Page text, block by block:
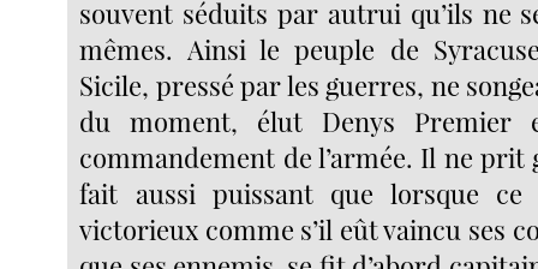
souvent séduits par autrui qu’ils ne
mêmes. Ainsi le peuple de
Sicile, pressé par les guerres, ne
du moment, élut Denys Premier
commandement de l’armée. Il ne prit
fait aussi puissant que lorsque
victorieux comme s’il eût vaincu ses